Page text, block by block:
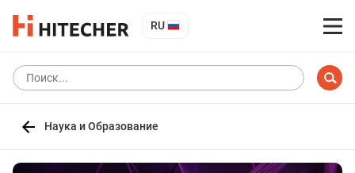
RU
Наука и Образование